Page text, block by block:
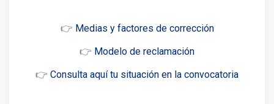
👉 Medias y factores de corrección
👉 Modelo de reclamación
👉 Consulta aquí tu situación en la convocatoria